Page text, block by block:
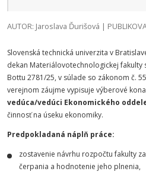
AUTOR: Jaroslava Ďurišová |
Slovenská technická univerzita v
dekan Materiálovotechnologickej fakulty
Bottu 2781/25, v súlade so zákonom č.
verejnom záujme vypisuje výberové
vedúca/vedúci Ekonomického
činnosť na úseku ekonomiky.
Predpokladaná náplň práce:
zostavenie návrhu rozpočtu fakulty
čerpania a hodnotenie jeho plnenia,